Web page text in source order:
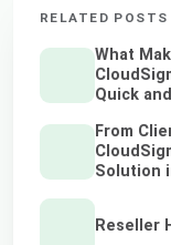
RELATED POSTS
What
Quick
From
Solution
Reseller